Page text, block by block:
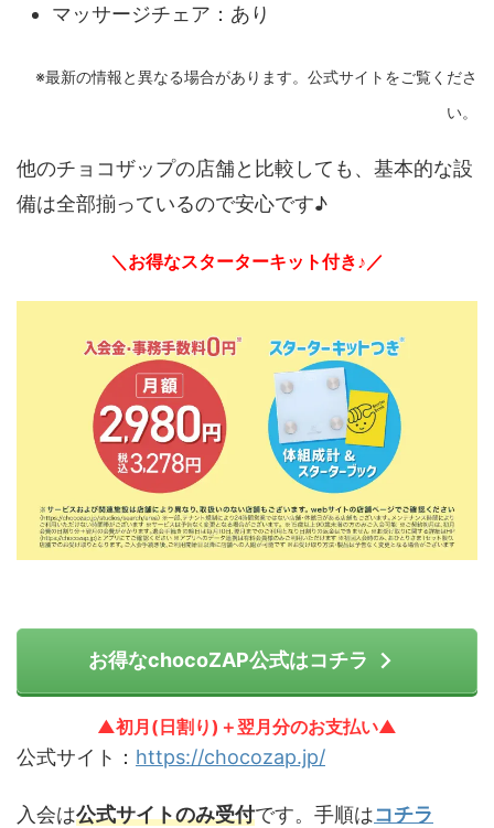
マッサージチェア：あり
※最新の情報と異なる場合があります。公式サイトをご覧くださ
い。
他のチョコザップの店舗と比較しても、基本的な設
備は全部揃っているので安心です♪
＼お得なスターターキット付き♪／
お得なchocoZAP公式はコチラ
▲初月(日割り)＋翌月分のお支払い▲
公式サイト： https://chocozap.jp/
入会は公式サイトのみ受付です。手順はコチラ